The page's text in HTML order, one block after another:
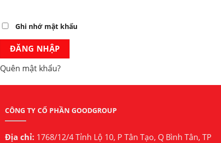
Ghi nhớ mật khẩu
ĐĂNG NHẬP
Quên mật khẩu?
CÔNG TY CỔ PHẦN GOODGROUP
Địa chỉ: 1768/12/4 Tỉnh Lộ 10, P Tân Tạo, Q Bình Tân, TP